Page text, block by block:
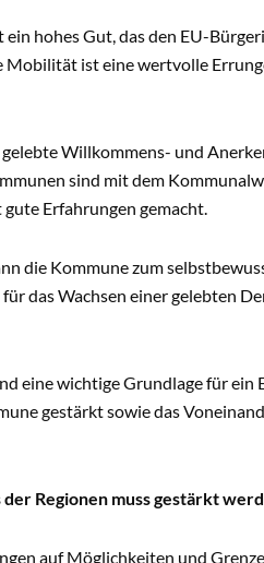
hohes Gut, das den EU-
Mobilität ist eine wertvolle
Willkommens- und
sind mit dem
Erfahrungen gemacht.
die Kommune zum
das Wachsen einer gelebten
eine wichtige Grundlage für ein
gestärkt sowie das
Regionen muss gestärkt
auf Möglichkeiten und